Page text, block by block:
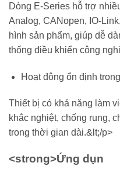
Dòng E-Series hỗ trợ
Analog, CANopen, IO-
hình sản phẩm, giúp dễ
thống điều khiển công
Hoạt động ổn định
Thiết bị có khả năng làm
khắc nghiệt, chống rung,
trong thời gian dài.&lt;/p>
<strong>Ứng dụn